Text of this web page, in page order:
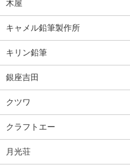
木屋
キャメル鉛筆製作所
キリン鉛筆
銀座吉田
クツワ
クラフトエー
月光荘